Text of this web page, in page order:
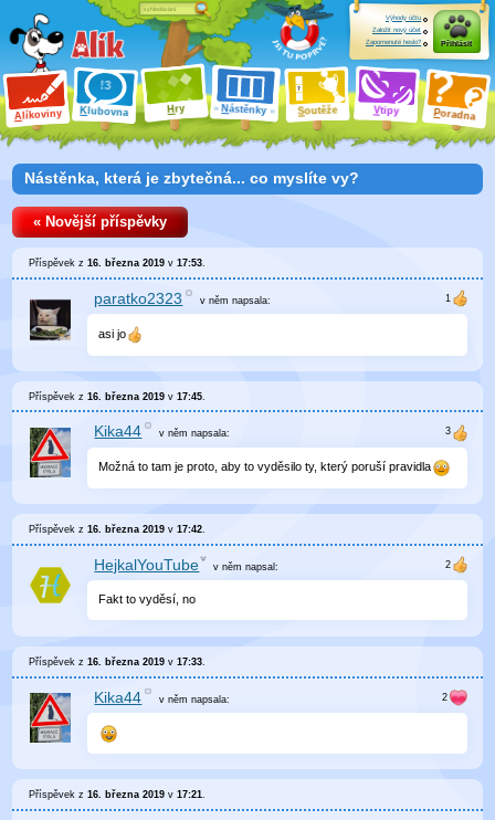
Alíkoviny Klubovna Hry Nástěnky Soutěže Vtipy Poradna
Výhody účtu
Založit nový účet
Zapomenuté heslo?
Přihlásit
Nástěnka, která je zbytečná... co myslíte vy?
« Novější příspěvky
Příspěvek z16. března 2019 v17:53.
paratko2323 v němnapsala:
asi jo
Příspěvek z16. března 2019 v17:45
Kika44 v němnapsala:
Možná to tam je proto, aby to vyděsilo ty, který poruší pravidla
Příspěvek z16. března 2019 v17:42
HejkalYouTube v něm napsal:
Fakt to vyděsí, no
Příspěvek z16. března 2019 v17:33.
Kika44 v němnapsala:
Příspěvek z16. března 2019 v17:21.